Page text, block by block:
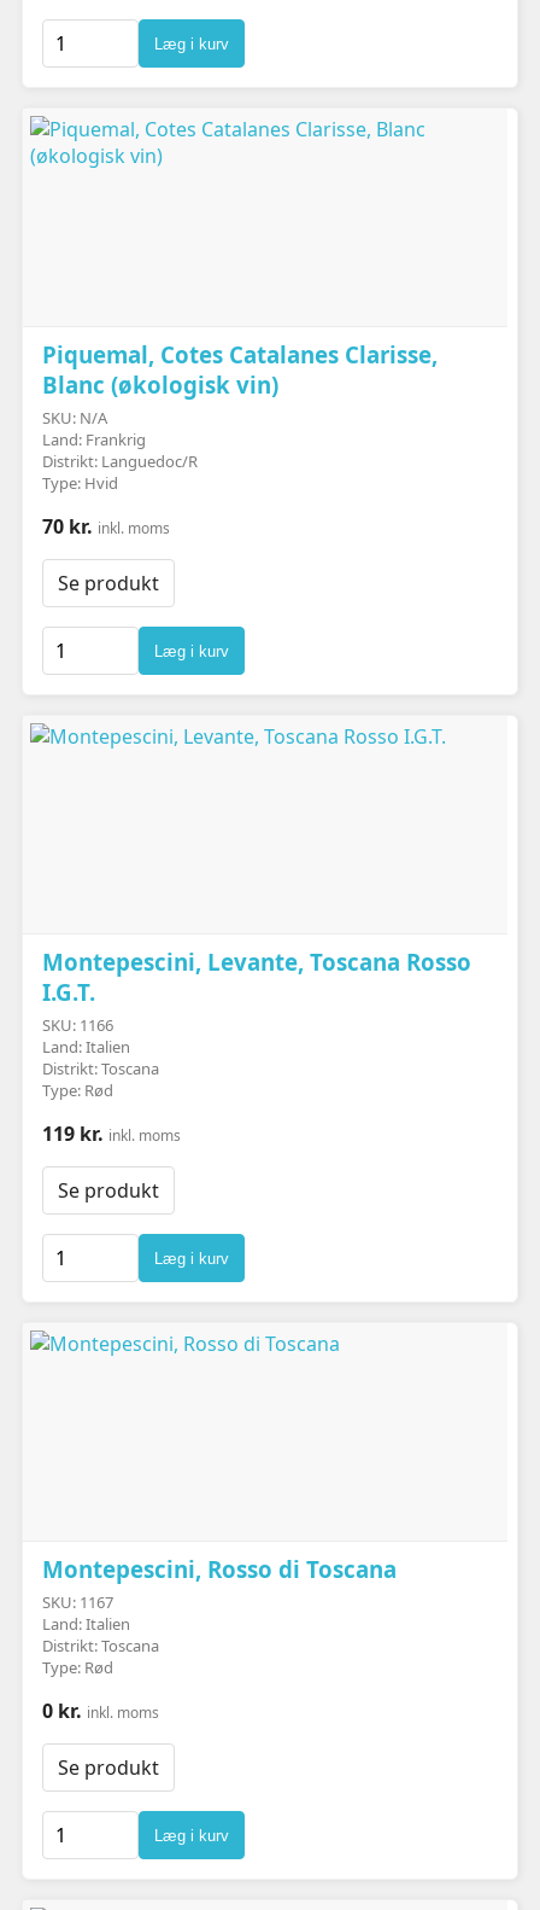
Læg i kurv
Piquemal, Cotes Catalanes Clarisse,
Blanc (økologisk vin)
SKU: N/A
Land: Frankrig
Distrikt: Languedoc/R
Type: Hvid
70 kr. inkl. moms
Se produkt
Læg i kurv
Montepescini, Levante, Toscana Rosso
I.G.T.
SKU: 1166
Land: Italien
Distrikt: Toscana
Type: Rød
119 kr. inkl. moms
Se produkt
Læg i kurv
Montepescini, Rosso di Toscana
SKU: 1167
Land: Italien
Distrikt: Toscana
Type: Rød
0 kr. inkl. moms
Se produkt
Læg i kurv